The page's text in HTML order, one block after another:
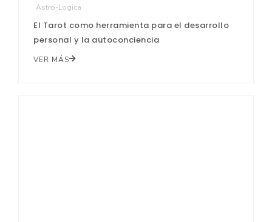
Astro-Logica
El Tarot como herramienta para el desarrollo
personal y la autoconciencia
VER MÁS